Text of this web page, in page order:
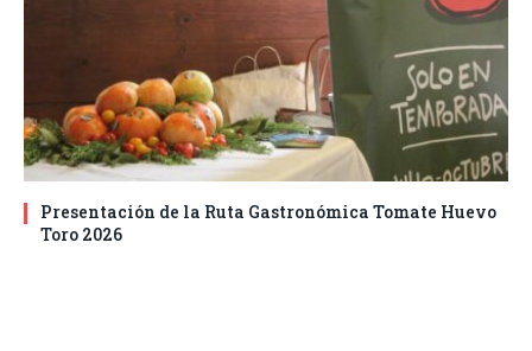
Presentación de la Ruta Gastronómica Tomate Huevo
Toro 2026